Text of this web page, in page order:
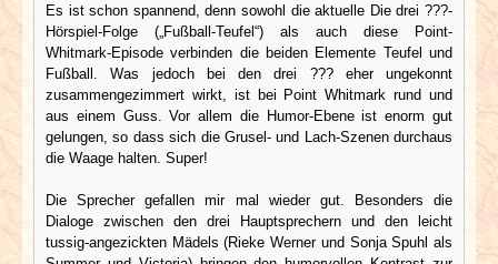
Es ist schon spannend, denn sowohl die aktuelle Die drei ???-
Hörspiel-Folge („Fußball-Teufel“) als auch diese Point-
Whitmark-Episode verbinden die beiden Elemente Teufel und
Fußball. Was jedoch bei den drei ??? eher ungekonnt
zusammengezimmert wirkt, ist bei Point Whitmark rund und
aus einem Guss. Vor allem die Humor-Ebene ist enorm gut
gelungen, so dass sich die Grusel- und Lach-Szenen durchaus
die Waage halten. Super!
Die Sprecher gefallen mir mal wieder gut. Besonders die
Dialoge zwischen den drei Hauptsprechern und den leicht
tussig-angezickten Mädels (Rieke Werner und Sonja Spuhl als